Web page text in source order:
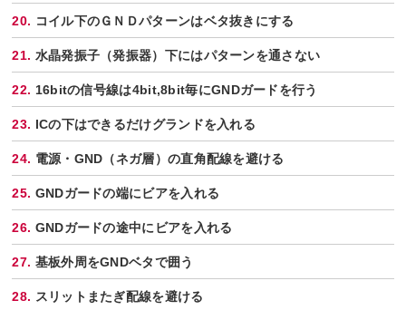
コイル下のＧＮＤパターンはベタ抜きにする
水晶発振子（発振器）下にはパターンを通さない
16bitの信号線は4bit,8bit毎にGNDガードを行う
ICの下はできるだけグランドを入れる
電源・GND（ネガ層）の直角配線を避ける
GNDガードの端にビアを入れる
GNDガードの途中にビアを入れる
基板外周をGNDベタで囲う
スリットまたぎ配線を避ける